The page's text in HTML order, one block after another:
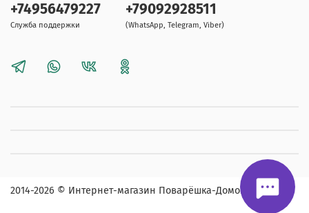
+74956479227
Служба поддержки
+79092928511
(WhatsApp, Telegram, Viber)
2014-2026 © Интернет-магазин Поварёшка-Домовой